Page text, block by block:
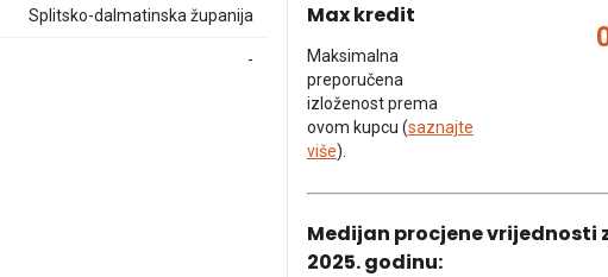
Splitsko-dalmatinska županija
-
Max kredit
Maksimalna
preporučena
izloženost prema
ovom kupcu (saznajte
više).
Medijan procjene vrijednosti
2025. godinu: